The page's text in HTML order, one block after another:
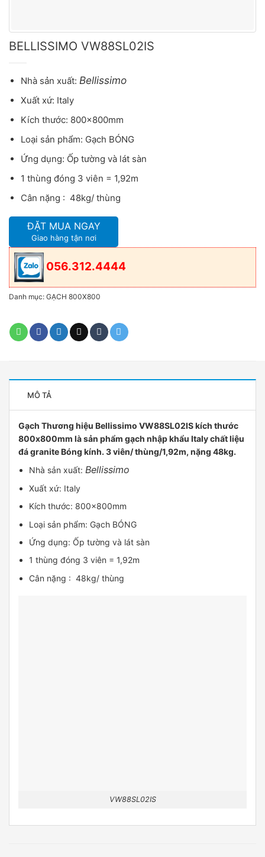
BELLISSIMO VW88SL02IS
Nhà sản xuất: Bellissimo
Xuất xứ: Italy
Kích thước: 800x800mm
Loại sản phẩm: Gạch BÓNG
Ứng dụng: Ốp tường và lát sàn
1 thùng đóng 3 viên = 1,92m
Cân nặng : 48kg/ thùng
ĐẶT MUA NGAY
Giao hàng tận nơi
056.312.4444
Danh mục: GẠCH 800X800
MÔ TẢ
Gạch Thương hiệu Bellissimo VW88SL02IS kích thước
800x800mm là sản phẩm gạch nhập khẩu Italy chất liệu
đá granite Bóng kính. 3 viên/ thùng/1,92m, nặng 48kg.
Nhà sản xuất: Bellissimo
Xuất xứ: Italy
Kích thước: 800x800mm
Loại sản phẩm: Gạch BÓNG
Ứng dụng: Ốp tường và lát sàn
1 thùng đóng 3 viên = 1,92m
Cân nặng : 48kg/ thùng
VW88SL02IS